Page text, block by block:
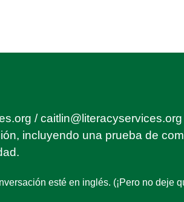
/caitlin@literacyservices.org
incluyendo una prueba de
esté en inglés. (¡Pero no deje